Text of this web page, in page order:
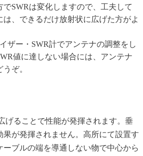
SWRは変化しますので、工夫して
、できるだけ放射状に広げた方がよ
ザー・SWR計でアンテナの調整をし
値に達しない場合には、アンテナ
ぞ。
げることで性能が発揮されます。垂
果が発揮されません。高所にて設置す
ーブルの端を導通しない物で中心から